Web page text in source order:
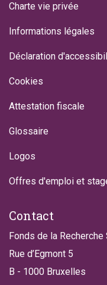
Charte vie privée
Informations légales
Déclaration
Cookies
Attestation fiscale
Glossaire
Logos
Offres d'emploi et
Contact
Fonds de la
Rue d’Egmont 5
B - 1000 Bruxelles